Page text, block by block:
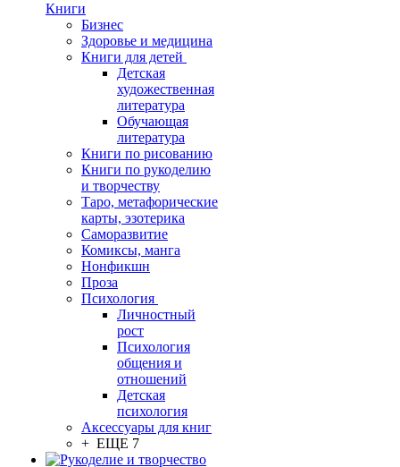
Книги
Бизнес
Здоровье и медицина
Книги для детей
Детская
художественная
литература
Обучающая
литература
Книги по рисованию
Книги по рукоделию
и творчеству
Таро, метафорические
карты, эзотерика
Саморазвитие
Комиксы, манга
Нонфикшн
Проза
Психология
Личностный
рост
Психология
общения и
отношений
Детская
психология
Аксессуары для книг
+ ЕЩЕ 7